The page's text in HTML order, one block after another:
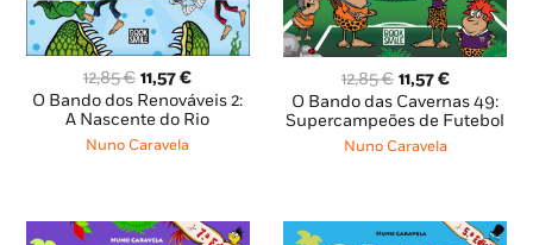
12,85€ O
preço
original
era:
11,57€O
preço
atual
O Bando dos Renováveis 2:
A Nascente do Rio
Nuno Caravela
12,85€ O
preço
original
era:
11,57€O
preço
atual
O Bando das Cavernas 49:
Supercampeões de Futebol
Nuno Caravela